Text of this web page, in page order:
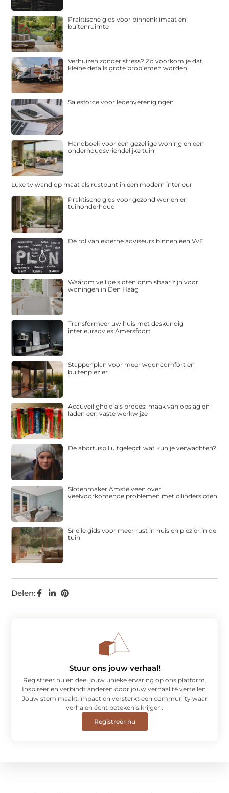
Delen:
Praktische gids voor binnenklimaat en
buitenruimte
Verhuizen zonder stress? Zo voorkom je dat
kleine details grote problemen worden
Salesforce voor ledenverenigingen
Handboek voor een gezellige woning en een
onderhoudsvriendelijke tuin
Luxe tv wand op maat als rustpunt in een modern interieur
Praktische gids voor gezond wonen en
tuinonderhoud
De rol van externe adviseurs binnen een VvE
Waarom veilige sloten onmisbaar zijn voor
woningen in Den Haag
Transformeer uw huis met deskundig
interieuradvies Amersfoort
Stappenplan voor meer wooncomfort en
buitenplezier
Accuveiligheid als proces: maak van opslag en
laden een vaste werkwijze
De abortuspil uitgelegd: wat kun je verwachten?
Slotenmaker Amstelveen over
veelvoorkomende problemen met cilindersloten
Snelle gids voor meer rust in huis en plezier in de
tuin
Stuur ons jouw verhaal!
Registreer nu en deel jouw unieke ervaring op ons platform.
Inspireer en verbindt anderen door jouw verhaal te vertellen.
Jouw stem maakt impact en versterkt een community waar
verhalen écht betekenis krijgen.
Registreer nu